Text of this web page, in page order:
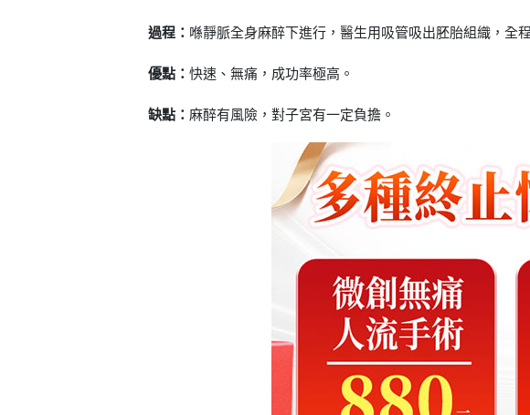
過程： 喺靜脈全身麻醉下進行，醫生用吸管吸出胚胎組織，全
優點： 快速、無痛，成功率極高。
缺點： 麻醉有風險，對子宮有一定負擔。